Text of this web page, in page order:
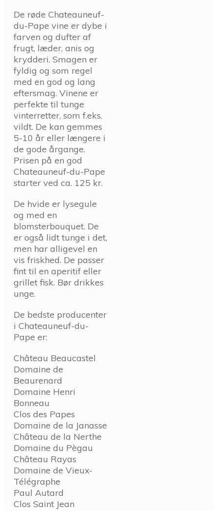
De røde Chateauneuf-
du-Pape vine er dybe i
farven og dufter af
frugt, læder, anis og
krydderi. Smagen er
fyldig og som regel
med en god og lang
eftersmag. Vinene er
perfekte til tunge
vinterretter, som f.eks.
vildt. De kan gemmes
5-10 år eller længere i
de gode årgange.
Prisen på en god
Chateauneuf-du-Pape
starter ved ca. 125 kr.
De hvide er lysegule
og med en
blomsterbouquet. De
er også lidt tunge i det,
men har alligevel en
vis friskhed. De passer
fint til en aperitif eller
grillet fisk. Bør drikkes
unge.
De bedste producenter
i Chateauneuf-du-
Pape er:
Château Beaucastel
Domaine de
Beaurenard
Domaine Henri
Bonneau
Clos des Papes
Domaine de la Janasse
Château de la Nerthe
Domaine du Pègau
Château Rayas
Domaine de Vieux-
Télégraphe
Paul Autard
Clos Saint Jean